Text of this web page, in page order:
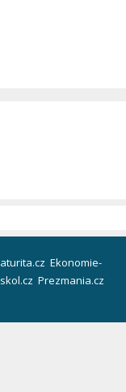
Ekonomie-
Prezmania.cz